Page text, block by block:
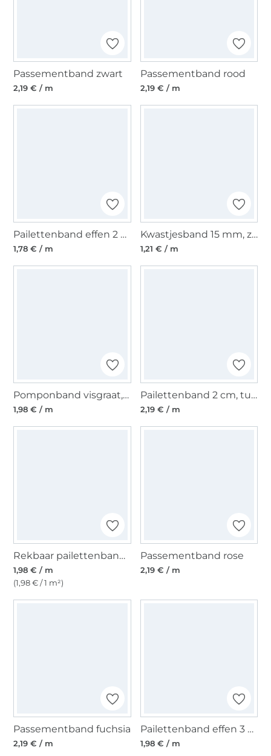
Passementband zwart
2,19 € / m
Passementband rood
2,19 € / m
Pailettenband effen 2 cm, roze
1,78 € / m
Kwastjesband 15 mm, zwart
1,21 € / m
Pomponband visgraat, fuchsiaroze
1,98 € / m
Pailettenband 2 cm, turquoise
2,19 € / m
Rekbaar pailettenband 30 mm gebroken wit
1,98 € / m
(1,98 € / 1 m²)
Passementband rose
2,19 € / m
Passementband fuchsia
2,19 € / m
Pailettenband effen 3 cm, zilver
1,98 € / m